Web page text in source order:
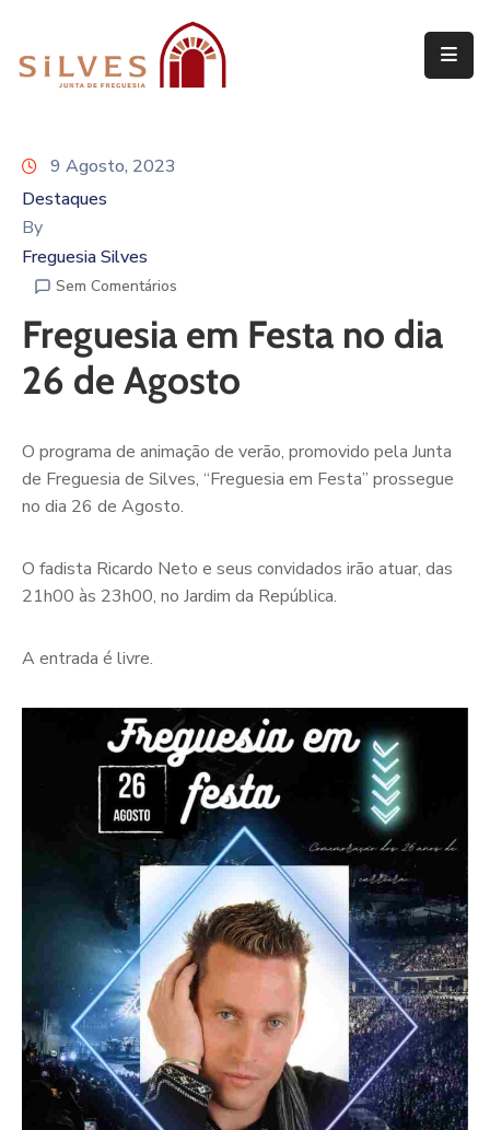
de
Freguesia
Assembleia
Freguesia
Projetos
9 Agosto, 2023
Destaques
By
Freguesia Silves
Sem Comentários
Freguesia em Festa no dia
26 de Agosto
O programa de animação de verão, promovido pela Junta
de Freguesia de Silves, “Freguesia em Festa” prossegue
no dia 26 de Agosto.
O fadista Ricardo Neto e seus convidados irão atuar, das
21h00 às 23h00, no Jardim da República.
A entrada é livre.